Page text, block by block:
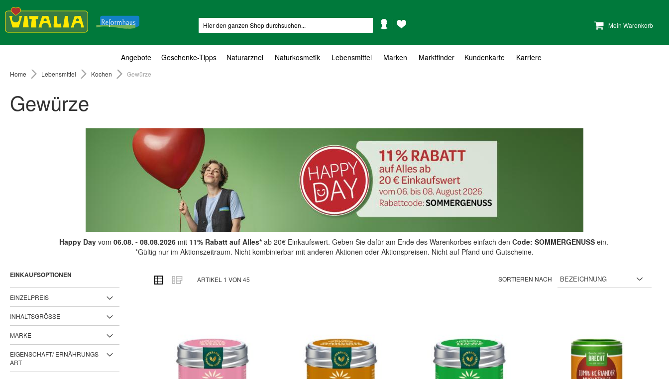
Mein Warenkorb
KontoWunschzettel
Angebote Geschenke-Tipps Naturarznei Naturkosmetik Lebensmittel Marken Marktfinder Kundenkarte Karriere
Home Lebensmittel Kochen Gewürze
Gewürze
Happy Dayvom 06.08. - 08.08.2026mit 11% Rabatt auf Alles*ab 20€ Einkaufswert. Geben Sie dafür am Ende des Warenkorbes einfach den Code: SOMMERGENUSSein.
*Gültig nur im Aktionszeitraum. Nicht kombinierbar mit anderen Aktionen oder Aktionspreisen. Nicht auf Pfand und Gutscheine.
ANSICHT
ALS
Raster ListeARTIKEL 1 VON 45 SORTIEREN NACH
EINKAUFSOPTIONEN
EINZELPREIS
INHALTSGRÖSSE
MARKE
EIGENSCHAFT/ ERNÄHRUNGS
ART